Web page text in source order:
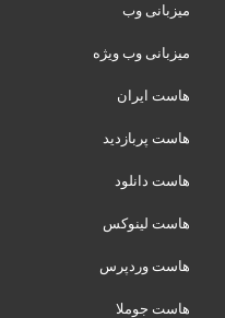
میزبانی وب
میزبانی وب ویژه
هاست ایران
هاست پربازدید
هاست دانلود
هاست لینوکس
هاست وردپرس
هاست جوملا